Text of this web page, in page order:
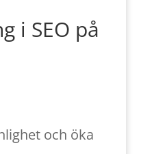
i SEO på
och öka